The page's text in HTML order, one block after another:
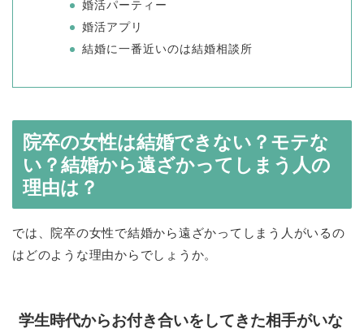
婚活パーティー
婚活アプリ
結婚に一番近いのは結婚相談所
院卒の女性は結婚できない？モテな
い？結婚から遠ざかってしまう人の
理由は？
では、院卒の女性で結婚から遠ざかってしまう人がいるの
はどのような理由からでしょうか。
学生時代からお付き合いをしてきた相手がいな